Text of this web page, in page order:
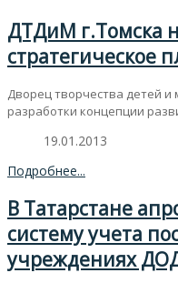
ДТДиМ г.Томска
стратегическое
Дворец творчества детей и
разработки концепции
19.01.2013
Подробнее...
В Татарстане
систему учета
учреждениях